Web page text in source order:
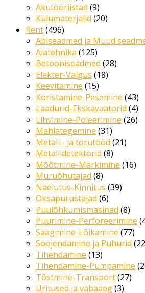
Akutööriistad 9
Kulumaterjalid 20
Rent 496
Abiseadmed ja Muud
Aiatehnika 125
Betooniseadmed 28
Elekter-Valgus 18
Keevitamine 15
Koristamine-Pesemine 43
Laadurid-Ekskavaatorid 4
Lihvimine-Poleerimine 26
Mahlategemine 31
Metalli- ja torutööd 21
Metallidetektorid 8
Mõõtmine-Märkimine 16
Muruõhutajad 8
Naelutus-Kinnitus 39
Oksapurustajad 6
Puulõhkumismasinad 8
Puurimine-Perforeerimine
Saagimine-Lõikamine 77
Soojendamine ja Puhurid 22
Tihendamine 13
Tihendamine-Pumpamine
Tõstmine-Transport 27
Üritused ja vabaaeg 3